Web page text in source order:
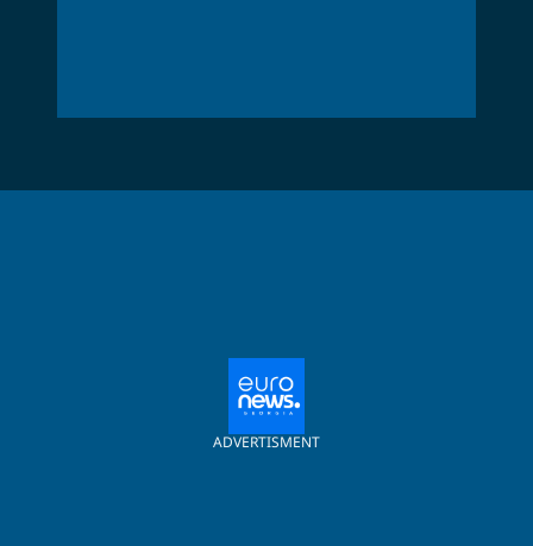
ADVERTISMENT